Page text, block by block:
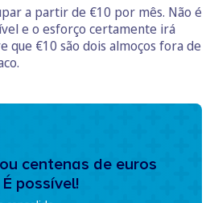
a partir de €10 por mês. Não é
e o esforço certamente irá
que €10 são dois almoços fora de
centenas de euros
possível!